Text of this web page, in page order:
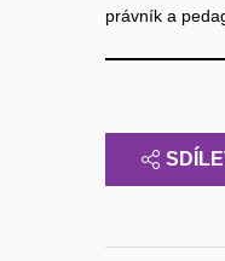
právník a